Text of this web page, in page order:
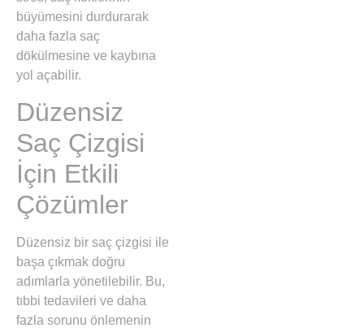
büyümesini durdurarak
daha fazla saç
dökülmesine ve kaybına
yol açabilir.
Düzensiz
Saç Çizgisi
İçin Etkili
Çözümler
Düzensiz bir saç çizgisi ile
başa çıkmak doğru
adımlarla yönetilebilir. Bu,
tıbbi tedavileri ve daha
fazla sorunu önlemenin